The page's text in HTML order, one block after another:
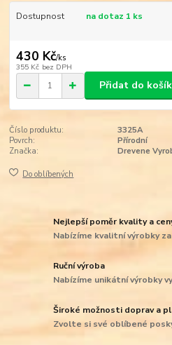
Dostupnost na dotaz 1 ks
430 Kč/ks
355 Kč bez DPH
Přidat do
Číslo produktu:
3325A
Povrch:
Přírodní
Značka:
Drevene
Do oblíbených
Nejlepší poměr kvality a
Nabízíme kvalitní výrobky
Ruční výroba
Nabízíme unikátní výrobky
Široké možnosti doprav a
Zvolte si své oblíbené